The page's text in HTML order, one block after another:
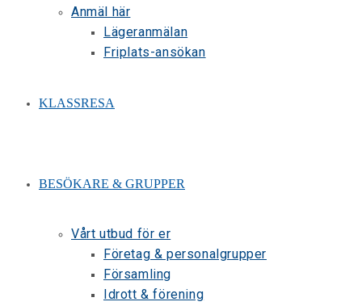
Anmäl här
Lägeranmälan
Friplats-ansökan
KLASSRESA
BESÖKARE & GRUPPER
Vårt utbud för er
Företag & personalgrupper
Församling
Idrott & förening